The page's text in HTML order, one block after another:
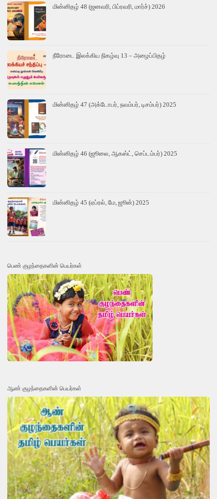
மின்னிதழ் 48 (ஜனவரி, பிப்ரவரி, மார்ச்) 2026
நீரோடை இலக்கிய நிகழ்வு 13 – அழைப்பிதழ்
மின்னிதழ் 47 (அக்டோபர், நவம்பர், டிசம்பர்) 2025
மின்னிதழ் 46 (ஜூலை, ஆகஸ்ட், செப்டம்பர்) 2025
மின்னிதழ் 45 (ஏப்ரல், மே, ஜூன்) 2025
பெண் குழந்தைகளின் பெயர்கள்
ஆண் குழந்தைகளின் பெயர்கள்